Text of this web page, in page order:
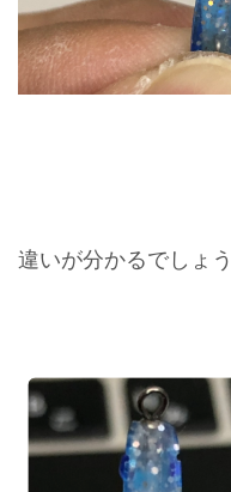
違いが分かるでしょ